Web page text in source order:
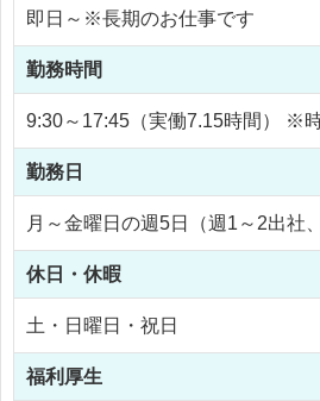
即日～※長期のお仕事です
勤務時間
9:30～17:45（実働7.15時間） ※
勤務日
月～金曜日の週5日（週1～2出社
休日・休暇
土・日曜日・祝日
福利厚生